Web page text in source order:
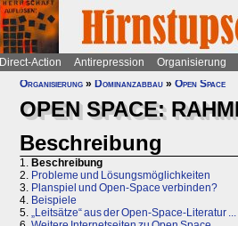
Direct-Action Antirepression Organisierung
Organisierung » Dominanzabbau » Open Space
OPEN SPACE:
Beschreibung
1. Beschreibung
2. Probleme und Lösungsmöglichkeiten
3. Planspiel und Open-Space verbinden?
4. Beispiele
5. „Leitsätze“ aus der Open-Space-Literatur ...